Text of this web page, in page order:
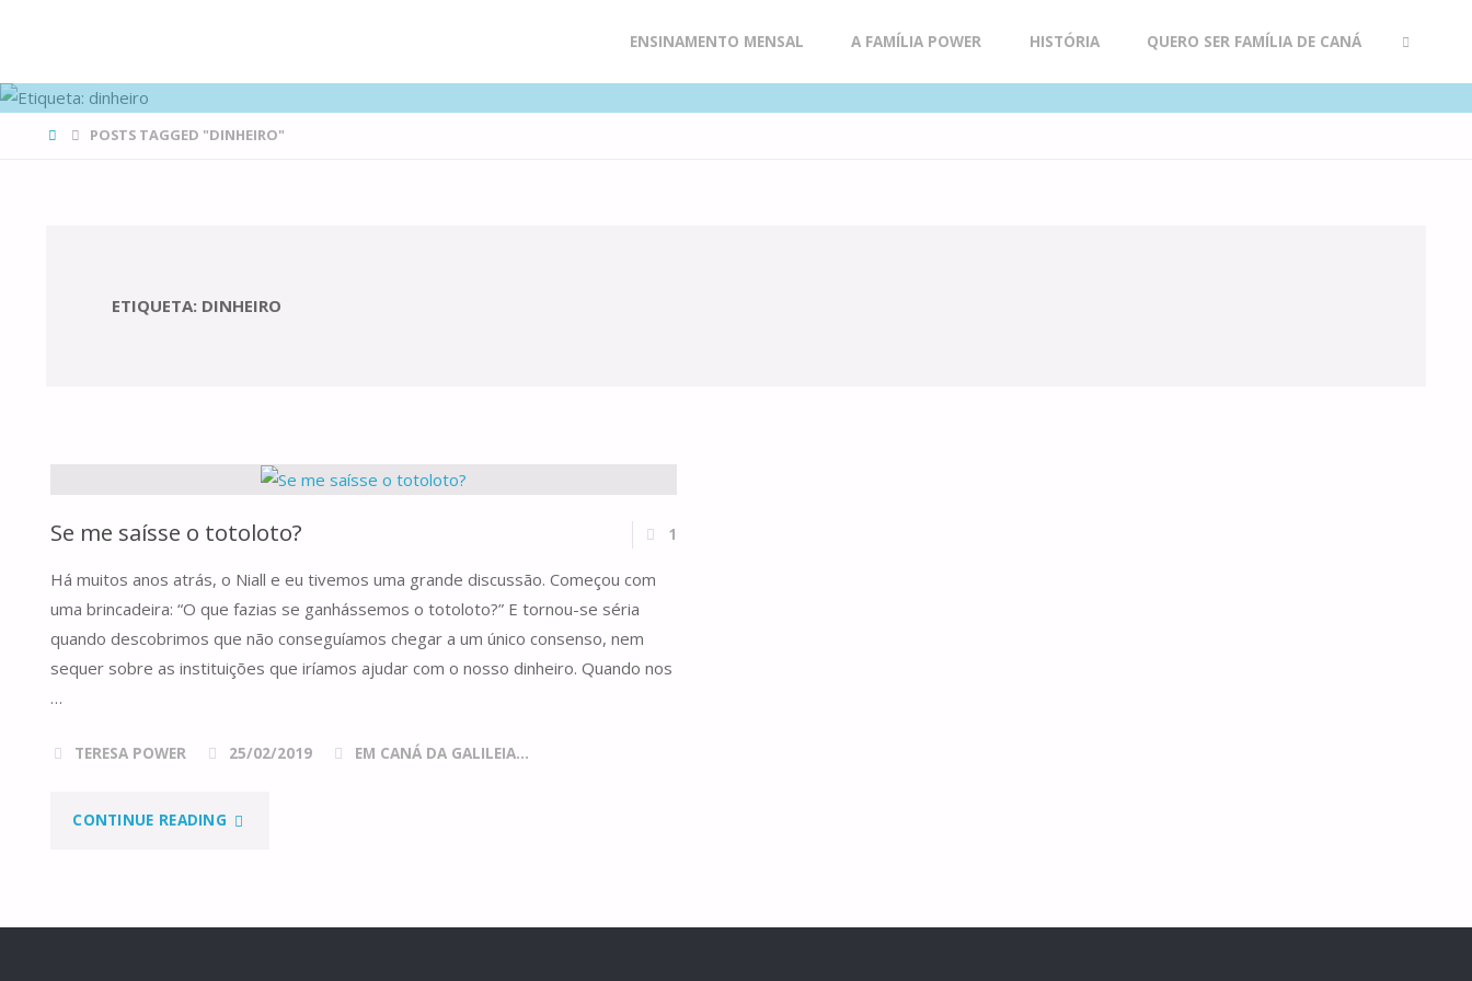
to
ENSINAMENTO MENSAL A FAMÍLIA POWER HISTÓRIA QUERO SER FAMÍLIA DE CANÁ
HOMEPOSTS TAGGED "DINHEIRO"
ETIQUETA: DINHEIRO
Se me saísse o totoloto? 1
Há muitos anos atrás, o Niall e eu tivemos uma grande discussão. Começou com
uma brincadeira: “O que fazias se ganhássemos o totoloto?” E tornou-se séria
quando descobrimos que não conseguíamos chegar a um único consenso, nem
sequer sobre as instituições que iríamos ajudar com o nosso dinheiro. Quando nos
…
TERESA POWER 25/02/2019 EM CANÁ DA GALILEIA...
CONTINUE READING "SE